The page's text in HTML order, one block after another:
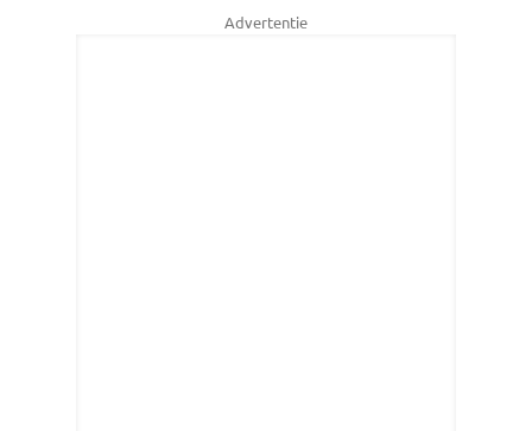
Advertentie